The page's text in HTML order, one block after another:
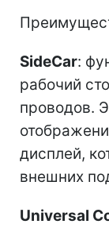
SideCar:
рабочий
проводов.
дисплей,
внешних
Universal